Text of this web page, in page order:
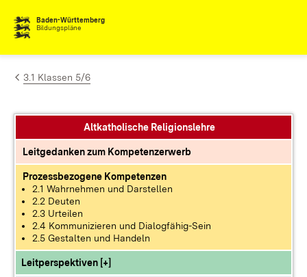
Zum Inhalt springen
Baden-Württemberg
Bildungspläne
3.1 Klassen 5/6
Altkatholische Religionslehre
Leitgedanken zum Kompetenzerwerb
Prozessbezogene Kompetenzen
2.1 Wahrnehmen und Darstellen
2.2 Deuten
2.3 Urteilen
2.4 Kommunizieren und Dialogfähig-Sein
2.5 Gestalten und Handeln
Leitperspektiven [+]